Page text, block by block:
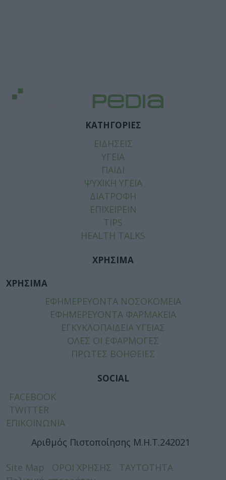
ΚΑΤΗΓΟΡΙΕΣ
ΕΙΔΗΣΕΙΣ
ΥΓΕΙΑ
ΠΑΙΔΙ
ΨΥΧΙΚΗ ΥΓΕΙΑ
ΔΙΑΤΡΟΦΗ
ΕΠΙΧΕΙΡΕΙΝ
TIPS
HEALTH TALKS
ΧΡΗΣΙΜΑ
ΧΡΗΣΙΜΑ
ΕΦΗΜΕΡΕΥΟΝΤΑ ΝΟΣΟΚΟΜΕΙΑ
ΕΦΗΜΕΡΕΥΟΝΤΑ ΦΑΡΜΑΚΕΙΑ
ΕΓΚΥΚΛΟΠΑΙΔΕΙΑ ΥΓΕΙΑΣ
ΟΛΕΣ ΟΙ ΕΦΑΡΜΟΓΕΣ
ΠΡΩΤΕΣ ΒΟΗΘΕΙΕΣ
SOCIAL
FACEBOOK
TWITTER
ΕΠΙΚΟΙΝΩΝΙΑ
Αριθμός Πιστοποίησης Μ.Η.Τ.242021
Site Map ΟΡΟΙ ΧΡΗΣΗΣ
ΤΑΥΤΟΤΗΤΑ